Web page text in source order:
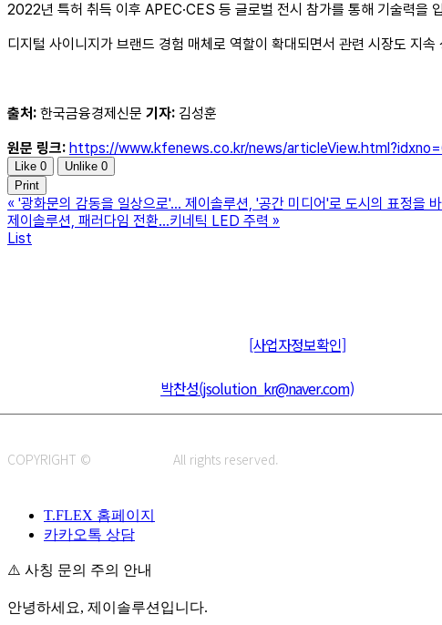
2022년 특허 취득 이후 APEC·CES 등 글로벌 전시 참가를 통해 기술력을
디지털 사이니지가 브랜드 경험 매체로 역할이 확대되면서 관련 시장도 지
출처: 한국금융경제신문 기자: 김성훈
원문 링크: https://www.kfenews.co.kr/news/
Like 0 Unlike 0
Print
« '광화문의 감동을 일상으로'… 제이솔루션, '공간 미디어'로 도시의 표정을
제이솔루션, 패러다임 전환…키네틱 LED 주력 »
List
[사업자정보확인]
박찬성(jsolution_kr@naver.com)
COPYRIGHT © All rights reserved.
T.FLEX 홈페이지
카카오톡 상담
⚠️ 사칭 문의 주의 안내
안녕하세요, 제이솔루션입니다.